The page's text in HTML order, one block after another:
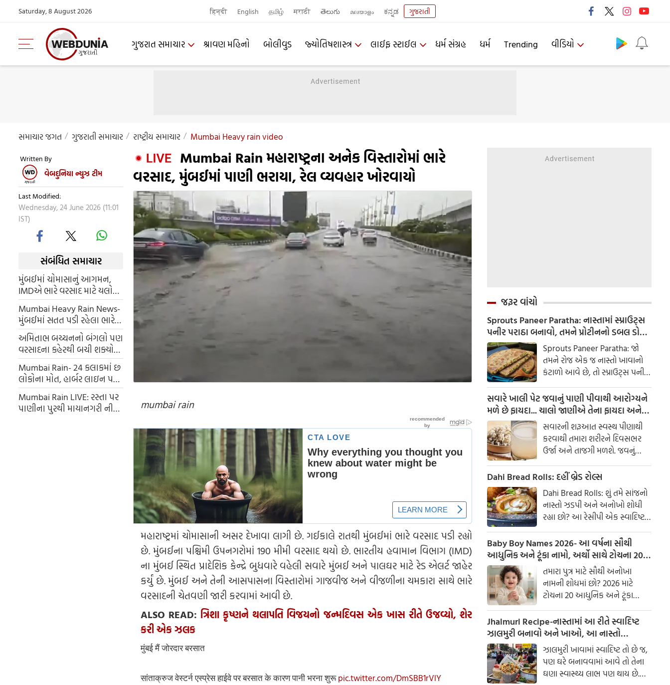
Saturday, 8 August 2026 हिन्दी English தமிழ் मराठी తెలుగు മലയാളം ಕನ್ನಡ ગુજરાતી
ગુજરાત સમાચાર શ્રાવણ મહિનો બોલીવુડ જ્યોતિષશાસ્ત્ર લાઈફ સ્ટાઈલ ધર્મ સંગ્રહ ધર્મ Trending વીડિયો
સમાચાર જગત ગુજરાતી સમાચાર રાષ્ટ્રીય સમાચાર Mumbai Heavy rain video
Written By
વેબદુનિયા ન્યુઝ ટીમ
Last Modified:
Wednesday, 24 June 2026 (11:01
IST)
સંબંધિત સમાચાર
મુંબઈમાં ચોમાસાનું આગમન,
IMDએ ભારે વરસાદ માટે યલો
એલર્ટ જાહેર કર્યું
Mumbai Heavy Rain News-
મુંબઈમાં સતત પડી રહેલા ભારે
વરસાદે શહેરમાં હાહાકાર
અમિતાભ બચ્ચનનો બંગલો પણ
વરસાદના કહેરથી બચી શક્યો
નહીં, 'પ્રતિક્ષા' પાણીમાં ડૂબી ગઈ,
લોકો હાલત જોઈને ચોંકી ગયા
Mumbai Rain- 24 કલાકમાં છ
લોકોના મોત, હાર્બર લાઇન પર
લોકલ ટ્રેન સેવા ૧૫ કલાક પછી
ફરી શરૂ
Mumbai Rain LIVE: રસ્તા પર
પાણીના પુરથી માયાનગરી ની
Mumbai Rain મહારાષ્ટ્રના અનેક વિસ્તારોમાં ભારે
વરસાદ, મુંબઈમાં પાણી ભરાયા, રેલ વ્યવહાર ખોરવાયો
mumbai rain
મહારાષ્ટ્રમાં ચોમાસાની અસર દેખાવા લાગી છે. ગઈકાલે રાતથી મુંબઈમાં ભારે વરસાદ પડી રહ્યો
છે. મુંબઈના પશ્ચિમી ઉપનગરોમાં 190 મીમી વરસાદ થયો છે. ભારતીય હવામાન વિભાગ (IMD)
ના મુંબઈ સ્થિત પ્રાદેશિક કેન્દ્રે બુધવારે વહેલી સવારે મુંબઈ અને પાલઘર માટે રેડ એલર્ટ જાહેર
કર્યું છે. મુંબઈ અને તેની આસપાસના વિસ્તારોમાં ગાજવીજ અને વીજળીના ચમકારા સાથે ભારે
વરસાદની ચેતવણી જારી કરવામાં આવી છે.
ALSO READ: ત્રિશા કૃષ્ણને થલાપતિ વિજયનો જન્મદિવસ એક ખાસ રીતે ઉજવ્યો, શેર
કરી એક ઝલક
मुंबई मैं जोरदार बरसात
सांताक्रुज वेस्टर्न एस्प्रेस हाईवे पर बरसात के कारण पानी भरना शुरूpic.twitter.com/DmSBB1rVlY
જરૂર વાંચો
Sprouts Paneer Paratha: નાસ્તામાં સ્પ્રાઉટ્સ
પનીર પરાઠા બનાવો, તમને પ્રોટીનનો ડબલ ડોઝ
મળશે
Sprouts Paneer Paratha: જો
તમને રોજ એક જ નાસ્તો ખાવાનો
કંટાળો આવે છે, તો સ્પ્રાઉટ્સ પનીર
પરાઠા બનાવવાનો પ્રયાસ કરો. તે
માત્ર સ્વાદિષ્ટ જ નથી પણ તમારા
સ્વાસ્થ્ય માટે અતિ ફાયદાકારક પણ
સવારે ખાલી પેટ જવાનું પાણી પીવાથી આરોગ્યને
મળે છે ફાયદા... ચાલો જાણીએ તેના ફાયદા અને
ઉપયોગ કરવાની યોગ્ય રીતસવારની શરૂઆત સ્વસ્થ પીણાથી
કરવાથી તમારા શરીરને દિવસભર
ઉર્જા અને તાજગી મળશે. જવનું
પાણી એક ઉત્તમ ઘરેલું ઉપાય
માનવામાં આવે છે, જે ખાસ કરીને
ઉનાળામાં ઠંડક આપે છે
Dahi Bread Rolls: દહીં બ્રેડ રોલ્સ
Dahi Bread Rolls: શું તમે સાંજનો
નાસ્તો ઝડપી અને અનોખો શોધી
રહ્યા છો? આ રેસીપી એક સ્વાદિષ્ટ
વિકલ્પ આપે છે જે બહારથી ક્રિસ્પી
અને અંદરથી અતિ નરમ છે. મસાલા
અને ક્રીમી ટેક્સચરનું સંપૂર્ણ મિશ્રણ
તેને બધી ઉંમરના લોકોમાં પ્રિય
બનાવે છે.
Baby Boy Names 2026- આ વર્ષના સૌથી
આધુનિક અને ટૂંકા નામો, અર્થો સાથે ટોચના 20
નામોની યાદી જુઓ.તમારા પુત્ર માટે સૌથી અનોખા
નામની શોધમાં છો? 2026 માટે
ટોચના 20 આધુનિક અને ટૂંકા
બાળક છોકરાના નામોની યાદી
તપાસો, અર્થો સાથે, જે તમારા
બાળકને એક સુંદર ઓળખ આપશે.
Jhalmuri Recipe-નાસ્તામાં આ રીતે સ્વાદિષ્ટ
ઝાલમુરી બનાવો અને ખાઓ, આ નાસ્તો
મસાલેદાર અને સ્વાદિષ્ટ છે.ઝાલમુરી ખાવામાં સ્વાદિષ્ટ તો છે જ,
પણ ઘરે બનાવવામાં આવે તો તેના
ઘણા સ્વાસ્થ્ય લાભ પણ થાય છે.